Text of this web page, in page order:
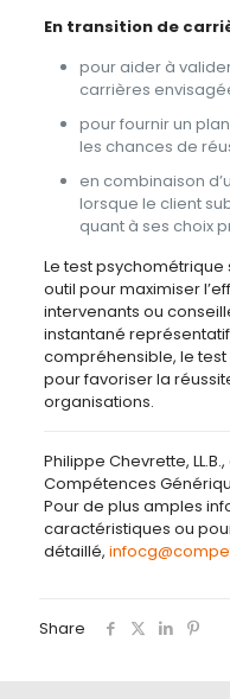
En transition de
pour aider à
carrières
pour fournir un
les chances de
en combinaison
lorsque le client
quant à ses choix
Le test
outil pour maximiser
intervenants ou
instantané
compréhensible, le
pour favoriser la
organisations.
Philippe Chevrette,
Compétences
Pour de plus amples
caractéristiques ou
détaillé,
Share